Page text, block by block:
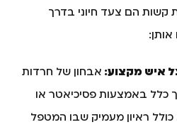
קשות הם צעד חיוני בדרך
איש מקצוע: אבחון של חרדות
באמצעות פסיכיאטר או
כולל ראיון מעמיק שבו המטפל